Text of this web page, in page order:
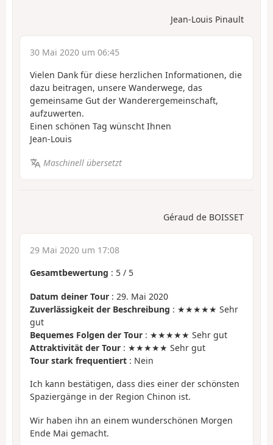
Jean-Louis Pinault
30 Mai 2020 um 06:45
Vielen Dank für diese herzlichen Informationen, die
dazu beitragen, unsere Wanderwege, das
gemeinsame Gut der Wanderergemeinschaft,
aufzuwerten.
Einen schönen Tag wünscht Ihnen
Jean-Louis
Maschinell übersetzt
Géraud de BOISSET
29 Mai 2020 um 17:08
Gesamtbewertung : 5 / 5
Datum deiner Tour : 29. Mai 2020
Zuverlässigkeit der Beschreibung : ★★★★★ Sehr
gut
Bequemes Folgen der Tour : ★★★★★ Sehr gut
Attraktivität der Tour : ★★★★★ Sehr gut
Tour stark frequentiert : Nein
Ich kann bestätigen, dass dies einer der schönsten
Spaziergänge in der Region Chinon ist.
Wir haben ihn an einem wunderschönen Morgen
Ende Mai gemacht.